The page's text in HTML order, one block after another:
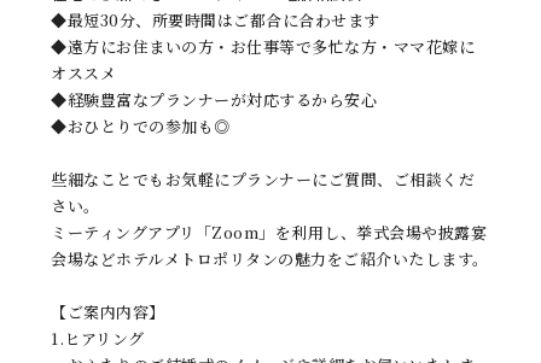
◆最短30分、所要時間はご都合に合わせます
◆遠方にお住まいの方・お仕事等で多忙な方・ママ花嫁に
オススメ
◆経験豊富なプランナーが対応するから安心
◆おひとりでの参加も◎
些細なことでもお気軽にプランナーにご質問、ご相談くだ
さい。
ミーティングアプリ「Zoom」を利用し、挙式会場や披露宴
会場などホテルメトロポリタンの魅力をご紹介いたします。
【ご案内内容】
1.ヒアリング